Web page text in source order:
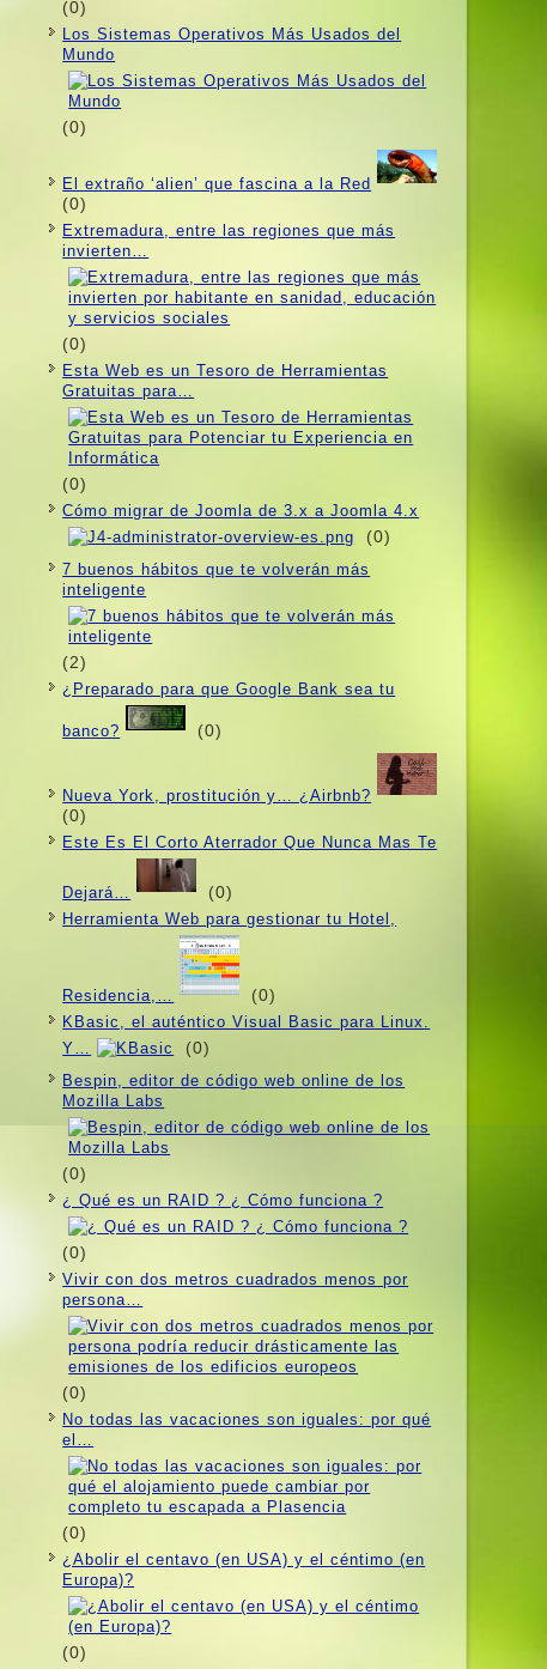
(0)
Los Sistemas Operativos Más Usados ​​del
Mundo
(0)
El extraño ‘alien’ que fascina a la Red
(0)
Extremadura, entre las regiones que más
invierten…
(0)
Esta Web es un Tesoro de Herramientas
Gratuitas para…
(0)
Cómo migrar de Joomla de 3.x a Joomla 4.x
(0)
7 buenos hábitos que te volverán más
inteligente
(2)
¿Preparado para que Google Bank sea tu
banco? (0)
Nueva York, prostitución y… ¿Airbnb?
(0)
Este Es El Corto Aterrador Que Nunca Mas Te
Dejará… (0)
Herramienta Web para gestionar tu Hotel,
Residencia,… (0)
KBasic, el auténtico Visual Basic para Linux.
Y…
(0)
Bespin, editor de código web online de los
Mozilla Labs
(0)
¿ Qué es un RAID ? ¿ Cómo funciona ?
(0)
Vivir con dos metros cuadrados menos por
persona…
(0)
No todas las vacaciones son iguales: por qué
el…
(0)
¿Abolir el centavo (en USA) y el céntimo (en
Europa)?
(0)